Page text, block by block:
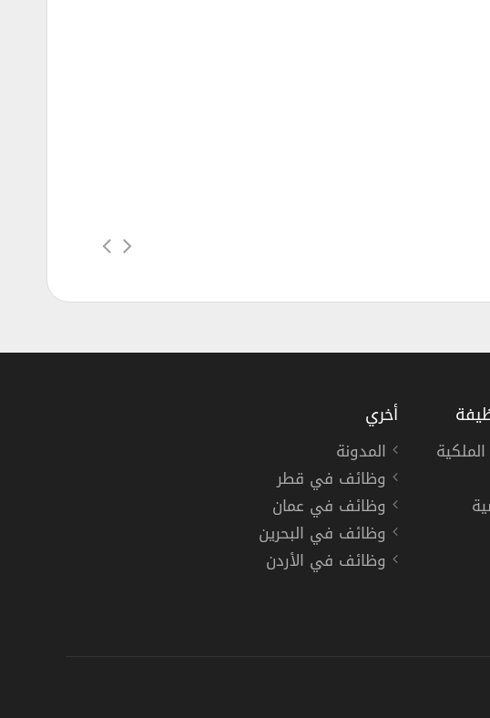
مكان العمل في شركة سانوفي الطبية بجدة
أخري
المدونة
وظائف في قطر
وظائف في عمان
وظائف في البحرين
وظائف في الأردن